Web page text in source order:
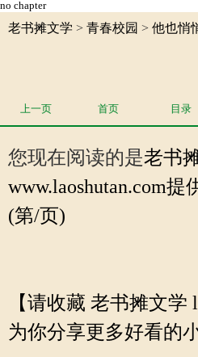
no chapter
老书摊文学 > 青春校园 > 他也悄
上一页 首页 目录
您现在阅读的是老书
www.laoshutan.com提
(第/页)
【请收藏 老书摊文学
为你分享更多好看的小